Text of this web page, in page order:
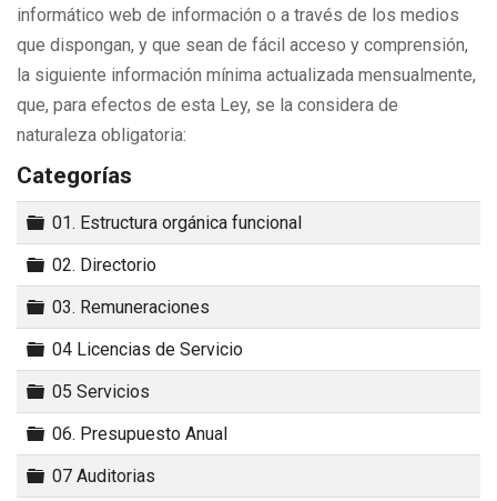
informático web de información o a través de los medios
que dispongan, y que sean de fácil acceso y comprensión,
la siguiente información mínima actualizada mensualmente,
que, para efectos de esta Ley, se la considera de
naturaleza obligatoria:
Categorías
Carpeta
01. Estructura orgánica funcional
Carpeta
02. Directorio
Carpeta
03. Remuneraciones
Carpeta
04 Licencias de Servicio
Carpeta
05 Servicios
Carpeta
06. Presupuesto Anual
Carpeta
07 Auditorias